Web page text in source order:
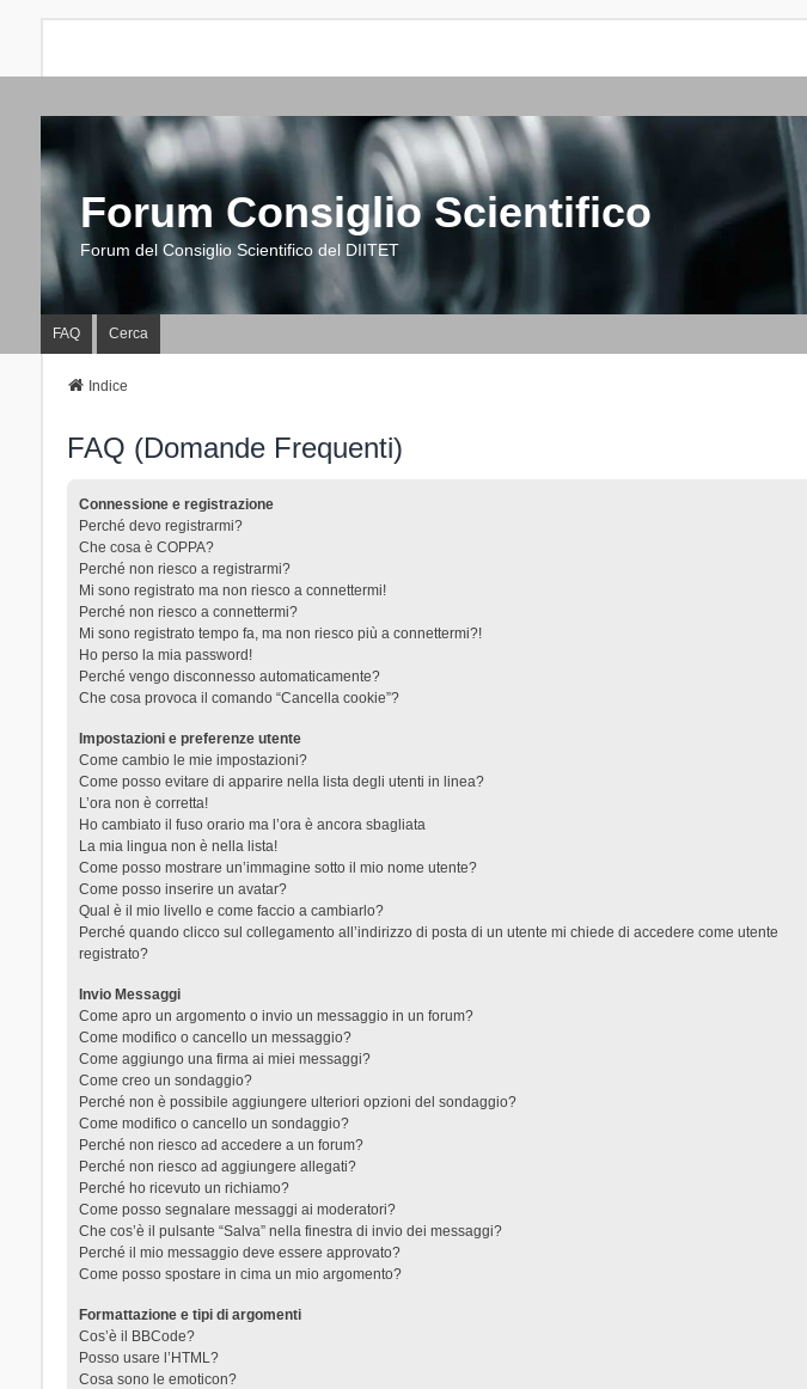
Forum Consiglio Scientifico
Forum del Consiglio Scientifico del DIITET
FAQ Cerca
Indice
FAQ (Domande Frequenti)
Connessione e registrazione
Perché devo registrarmi?
Che cosa è COPPA?
Perché non riesco a registrarmi?
Mi sono registrato ma non riesco a connettermi!
Perché non riesco a connettermi?
Mi sono registrato tempo fa, ma non riesco più a connettermi?!
Ho perso la mia password!
Perché vengo disconnesso automaticamente?
Che cosa provoca il comando “Cancella cookie”?
Impostazioni e preferenze utente
Come cambio le mie impostazioni?
Come posso evitare di apparire nella lista degli utenti in linea?
L’ora non è corretta!
Ho cambiato il fuso orario ma l’ora è ancora sbagliata
La mia lingua non è nella lista!
Come posso mostrare un’immagine sotto il mio nome utente?
Come posso inserire un avatar?
Qual è il mio livello e come faccio a cambiarlo?
Perché quando clicco sul collegamento all’indirizzo di posta di un utente mi chiede di accedere come utente
registrato?
Invio Messaggi
Come apro un argomento o invio un messaggio in un forum?
Come modifico o cancello un messaggio?
Come aggiungo una firma ai miei messaggi?
Come creo un sondaggio?
Perché non è possibile aggiungere ulteriori opzioni del sondaggio?
Come modifico o cancello un sondaggio?
Perché non riesco ad accedere a un forum?
Perché non riesco ad aggiungere allegati?
Perché ho ricevuto un richiamo?
Come posso segnalare messaggi ai moderatori?
Che cos’è il pulsante “Salva” nella finestra di invio dei messaggi?
Perché il mio messaggio deve essere approvato?
Come posso spostare in cima un mio argomento?
Formattazione e tipi di argomenti
Cos’è il BBCode?
Posso usare l’HTML?
Cosa sono le emoticon?